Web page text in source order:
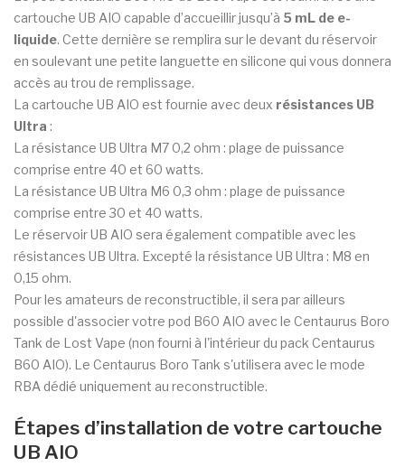
cartouche UB AIO capable d’accueillir jusqu’à 5 mL de e-
liquide. Cette dernière se remplira sur le devant du réservoir
en soulevant une petite languette en silicone qui vous donnera
accès au trou de remplissage.
La cartouche UB AIO est fournie avec deux résistances UB
Ultra :
La résistance UB Ultra M7 0,2 ohm : plage de puissance
comprise entre 40 et 60 watts.
La résistance UB Ultra M6 0,3 ohm : plage de puissance
comprise entre 30 et 40 watts.
Le réservoir UB AIO sera également compatible avec les
résistances UB Ultra. Excepté la résistance UB Ultra : M8 en
0,15 ohm.
Pour les amateurs de reconstructible, il sera par ailleurs
possible d'associer votre pod B60 AIO avec le Centaurus Boro
Tank de Lost Vape (non fourni à l'intérieur du pack Centaurus
B60 AIO). Le Centaurus Boro Tank s'utilisera avec le mode
RBA dédié uniquement au reconstructible.
Étapes d’installation de votre cartouche
UB AIO